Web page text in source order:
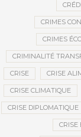
CRIMES
CRIMES
CRIMINALITÉ
CRISE CRISE
CRISE CLIMATIQUE
CRISE DIPLOMATIQUE
CRISE